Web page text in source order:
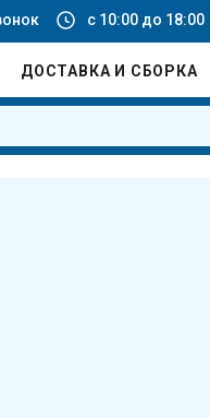
с 10:00 до 18:00
ДОСТАВКА И СБОРКА